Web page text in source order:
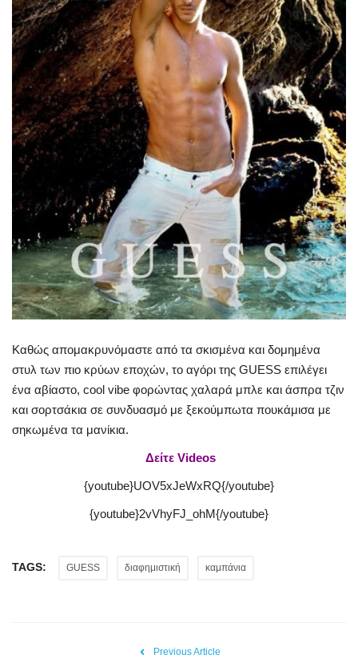
Καθώς απομακρυνόμαστε από τα σκισμένα και δομημένα
στυλ των πιο κρύων εποχών, το αγόρι της GUESS επιλέγει
ένα αβίαστο, cool vibe φορώντας χαλαρά μπλε και άσπρα τζιν
και σορτσάκια σε συνδυασμό με ξεκούμπωτα πουκάμισα με
σηκωμένα τα μανίκια.
Δείτε Videos
{youtube}UOV5xJeWxRQ{/youtube}
{youtube}2vVhyFJ_ohM{/youtube}
TAGS: GUESS διαφημιστική καμπάνια
Previous Article